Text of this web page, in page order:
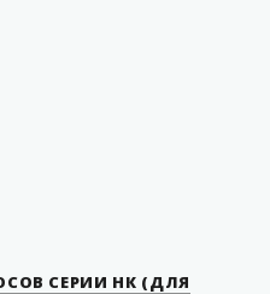
СЕРИИ НК (ДЛЯ